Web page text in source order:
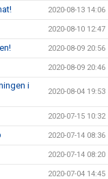
2020-08-13 14:06
2020-08-10 12:47
2020-08-09 20:56
2020-08-09 20:46
i
2020-08-04 19:53
2020-07-15 10:32
2020-07-14 08:36
2020-07-14 08:20
2020-07-04 14:45